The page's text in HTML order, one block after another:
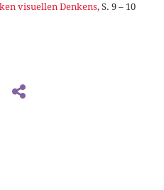
visuellen Denkens, S. 9 – 10